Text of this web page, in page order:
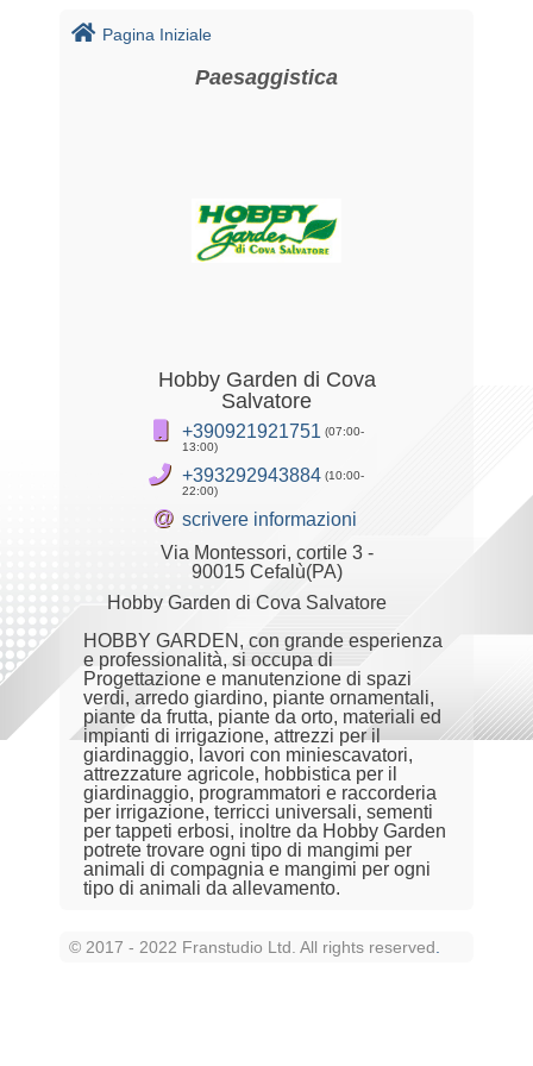
Pagina Iniziale
Paesaggistica
Hobby Garden di Cova
Salvatore
+390921921751 (07:00-
13:00)
+393292943884 (10:00-
22:00)
@ scrivere informazioni
Via Montessori, cortile 3 -
90015 Cefalù(PA)
Hobby Garden di Cova Salvatore
HOBBY GARDEN, con grande esperienza
e professionalità, si occupa di
Progettazione e manutenzione di spazi
verdi, arredo giardino, piante ornamentali,
piante da frutta, piante da orto, materiali ed
impianti di irrigazione, attrezzi per il
giardinaggio, lavori con miniescavatori,
attrezzature agricole, hobbistica per il
giardinaggio, programmatori e raccorderia
per irrigazione, terricci universali, sementi
per tappeti erbosi, inoltre da Hobby Garden
potrete trovare ogni tipo di mangimi per
animali di compagnia e mangimi per ogni
tipo di animali da allevamento.
© 2017 - 2022 Franstudio Ltd. All rights reserved